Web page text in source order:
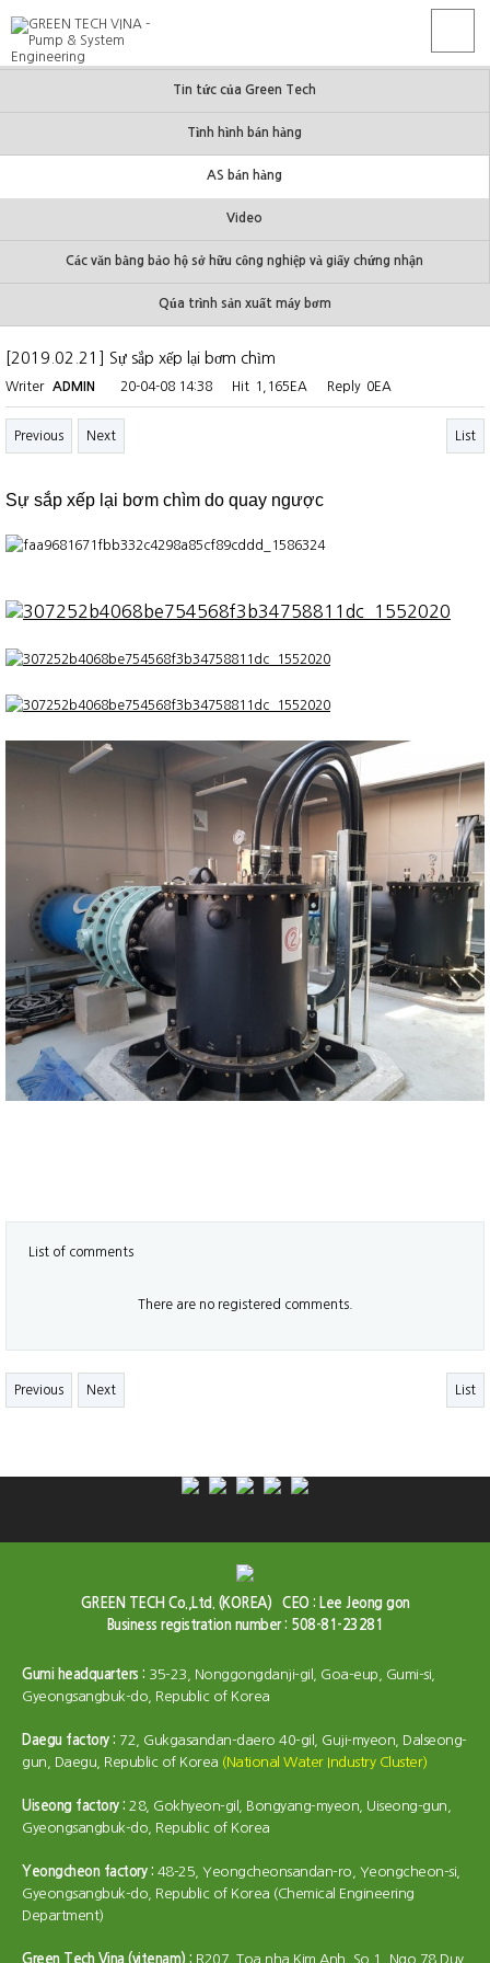
Tin tức của Green Tech
Tình hình bán hàng
AS bán hàng
Video
Các văn bằng bảo hộ sở hữu công nghiệp và giấy chứng nhận
Qúa trình sản xuất máy bơm
[2019.02.21] Sự sắp xếp lại bơm chìm
Writer ADMIN 20-04-08 14:38 Hit 1,165EA Reply 0EA
Previous Next List
Sự sắp xếp lại bơm chìm do quay ngược
List of comments
There are no registered comments.
Previous Next List
GREEN TECH Co.,Ltd. (KOREA)
CEO : Lee Jeong gon
Business registration number : 508-81-23281
Gumi headquarters : 35-23, Nonggongdanji-gil, Goa-eup, Gumi-si,
Gyeongsangbuk-do, Republic of Korea
Daegu factory : 72, Gukgasandan-daero 40-gil, Guji-myeon, Dalseong-
gun, Daegu, Republic of Korea (National Water Industry Cluster)
Uiseong factory : 28, Gokhyeon-gil, Bongyang-myeon, Uiseong-gun,
Gyeongsangbuk-do, Republic of Korea
Yeongcheon factory : 48-25, Yeongcheonsandan-ro, Yeongcheon-si,
Gyeongsangbuk-do, Republic of Korea (Chemical Engineering
Department)
Green Tech Vina (vitenam) : R207, Toa nha Kim Anh, So 1, Ngo 78 Duy